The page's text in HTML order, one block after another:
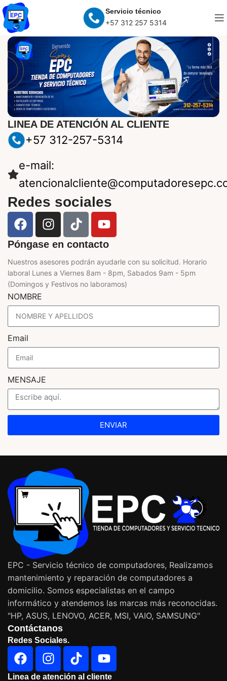
Servicio técnico
+57 312 257 5314
LINEA DE ATENCIÓN AL CLIENTE
+57 312-257-5314
e-mail:
Redes sociales
Póngase en contacto
Nuestros asesores podrán ayudarle con su solicitud. Horario
laboral Lunes a Viernes 8am - 8pm, Sabados 9am - 5pm
(Domingos y Festivos no laboramos)
NOMBRE
Email
MENSAJE
ENVIAR
EPC - Servicio técnico de computadores, Realizamos
mantenimiento y reparación de computadores a
domicilio. Somos especialistas en el campo
informático y atendemos las marcas más reconocidas.
"HP, ASUS, LENOVO, ACER, MSI, VAIO, SAMSUNG"
Contáctanos
Redes Sociales.
Linea de atención al cliente